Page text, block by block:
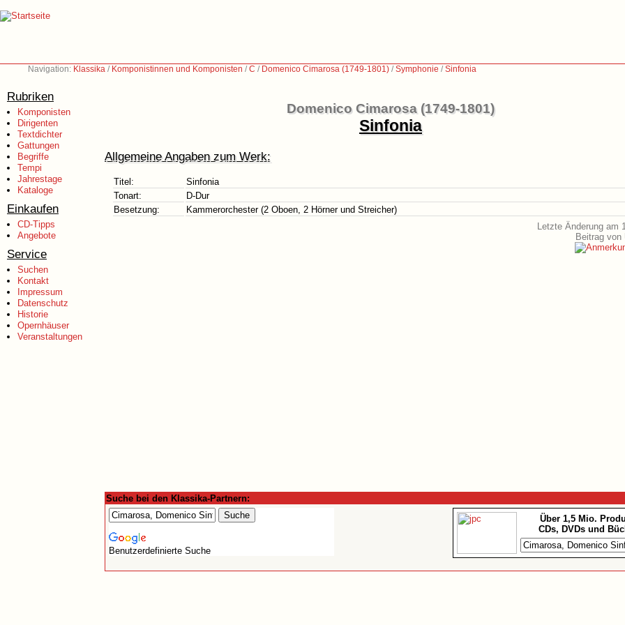
Navigation: Klassika / Komponistinnen und Komponisten /C / Domenico Cimarosa (1749-1801) /Symphonie /Sinfonia
Rubriken
Komponisten
Dirigenten
Textdichter
Gattungen
Begriffe
Tempi
Jahrestage
Kataloge
Einkaufen
CD-Tipps
Angebote
Service
Suchen
Kontakt
Impressum
Datenschutz
Historie
Opernhäuser
Veranstaltungen
Domenico Cimarosa (1749-1801)
Sinfonia
Allgemeine Angaben zum Werk:
Titel:
Sinfonia
Tonart:
D-Dur
Besetzung:
Kammerorchester (2 Oboen, 2 Hörner und Streicher)
Letzte Änderung am
Beitrag
Suche bei den Klassika-Partnern:
Benutzerdefinierte Suche
Über 1,5 Mio.
CDs, DVDs und